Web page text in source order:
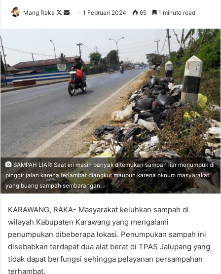
Mang Raka
Follow
Send1 Februari 2024 65 1 minute read
SAMPAH LIAR: Saat ini masih banyak ditemukan sampah liar menumpuk di
pinggir jalan karena terlambat diangkut maupun karena oknum masyarakat
yang buang sampah sembarangan.
KARAWANG, RAKA- Masyarakat keluhkan sampah di
wilayah Kabupaten Karawang yang mengalami
penumpukan dibeberapa lokasi. Penumpukan sampah ini
disebabkan terdapat dua alat berat di TPAS Jalupang yang
tidak dapat berfungsi sehingga pelayanan persampahan
terhambat.